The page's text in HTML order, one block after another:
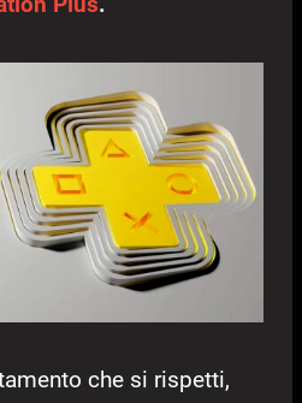
che si rispetti,